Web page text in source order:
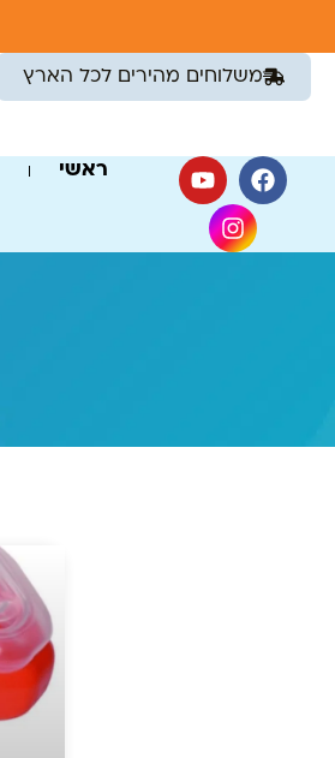
משלוחים מהירים לכל הארץ
ראשי